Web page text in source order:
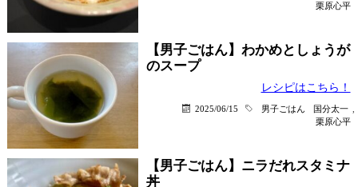
栗原心平
【男子ごはん】わかめとしょうが
のスープ
レシピはこちら！
2025/06/15 男子ごはん 国分太一
栗原心平
【男子ごはん】ニラだれスタミナ
丼